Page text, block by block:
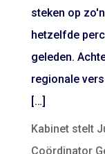
steken op
hetzelfde
geleden.
regionale
[…]
Kabinet stelt
Coördinator